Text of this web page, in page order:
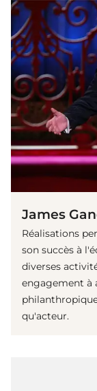
James
Réalisations
son succès à
diverses
engagement à
qu'acteur.